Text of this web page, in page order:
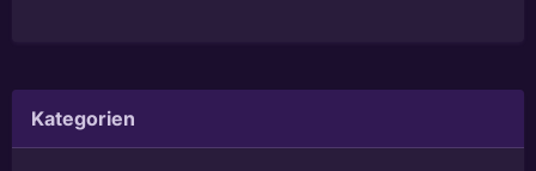
Kategorien